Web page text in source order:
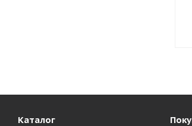
Каталог